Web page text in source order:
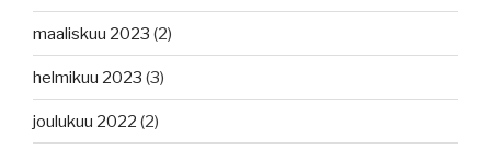
maaliskuu 2023 (2)
helmikuu 2023 (3)
joulukuu 2022 (2)